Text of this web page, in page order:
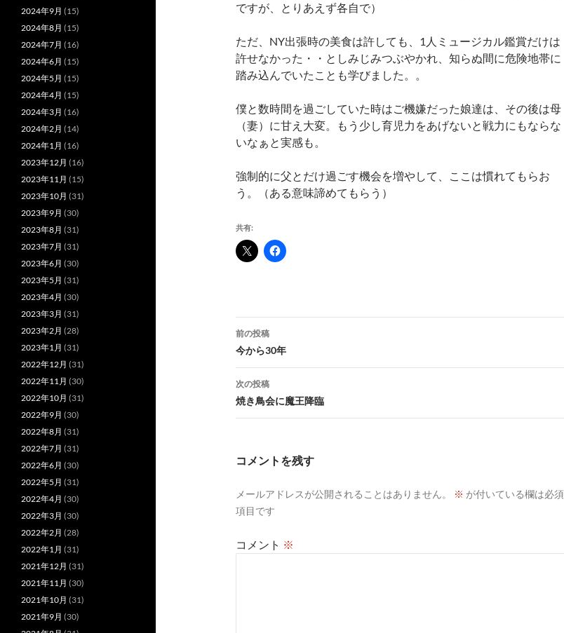
ですが、とりあえず各自で）
ただ、NY出張時の美食は許しても、1人ミュージカル鑑賞だけは
許せなかった・・としみじみつぶやかれ、知らぬ間に危険地帯に
踏み込んでいたことも学びました。。
僕と数時間を過ごしていた時はご機嫌だった娘達は、その後は母
（妻）に甘え大変。もう少し育児力をあげないと戦力にもならな
いなぁと実感も。
強制的に父とだけ過ごす機会を増やして、ここは慣れてもらお
う。（ある意味諦めてもらう）
共有:
投
稿
ナ
ビ
ゲ
ョ
前の投稿
今から30年
次の投稿
焼き鳥会に魔王降臨
コメントを残す
メールアドレスが公開されることはありません。 ※ が付いている欄は必須
項目です
コメント ※
2024年9月 (15)
2024年8月 (15)
2024年7月 (16)
2024年6月 (15)
2024年5月 (15)
2024年4月 (15)
2024年3月 (16)
2024年2月 (14)
2024年1月 (16)
2023年12月 (16)
2023年11月 (15)
2023年10月 (31)
2023年9月 (30)
2023年8月 (31)
2023年7月 (31)
2023年6月 (30)
2023年5月 (31)
2023年4月 (30)
2023年3月 (31)
2023年2月 (28)
2023年1月 (31)
2022年12月 (31)
2022年11月 (30)
2022年10月 (31)
2022年9月 (30)
2022年8月 (31)
2022年7月 (31)
2022年6月 (30)
2022年5月 (31)
2022年4月 (30)
2022年3月 (30)
2022年2月 (28)
2022年1月 (31)
2021年12月 (31)
2021年11月 (30)
2021年10月 (31)
2021年9月 (30)